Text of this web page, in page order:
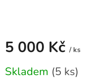
5 000 Kč / ks
cena:
Skladem (5 ks)